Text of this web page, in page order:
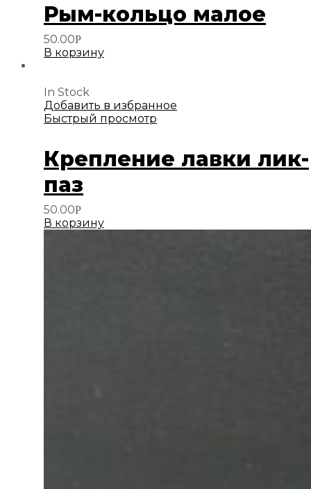
Рым-кольцо малое
50.00Р
В корзину
In Stock
Добавить в избранное
Быстрый просмотр
Крепление лавки лик-
паз
50.00Р
В корзину